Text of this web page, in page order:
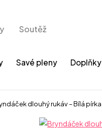
Soutěž
Savé pleny Doplňky
dlouhý rukáv – Bílá pírka